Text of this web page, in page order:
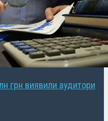
грн виявили аудитори